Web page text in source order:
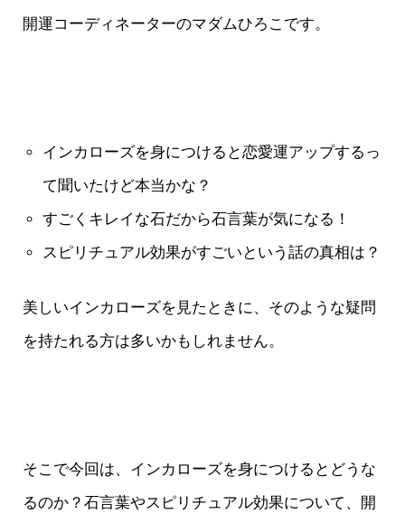
開運コーディネーターのマダムひろこです。
インカローズを身につけると恋愛運アップするっ
て聞いたけど本当かな？
すごくキレイな石だから石言葉が気になる！
スピリチュアル効果がすごいという話の真相は？
美しいインカローズを見たときに、そのような疑問
を持たれる方は多いかもしれません。
そこで今回は、インカローズを身につけるとどうな
るのか？石言葉やスピリチュアル効果について、開